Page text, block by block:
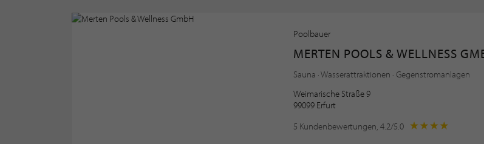
Poolbauer
MERTEN POOLS & WELLNESS
Sauna · Wasserattraktionen · Gegenstromanlagen
Weimarische Straße 9
99099 Erfurt
5 Kundenbewertungen, 4.2/5.0